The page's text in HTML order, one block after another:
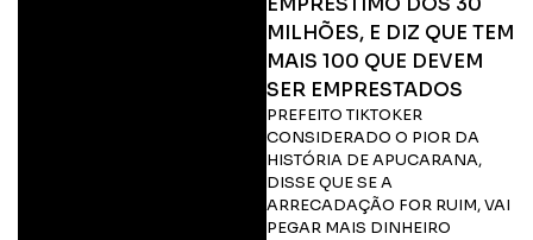
MILHÕES, E DIZ QUE TEM
MAIS 100 QUE DEVEM
SER EMPRESTADOS
PREFEITO TIKTOKER
CONSIDERADO O PIOR DA
HISTÓRIA DE APUCARANA,
DISSE QUE SE A
ARRECADAÇÃO FOR RUIM, VAI
PEGAR MAIS DINHEIRO